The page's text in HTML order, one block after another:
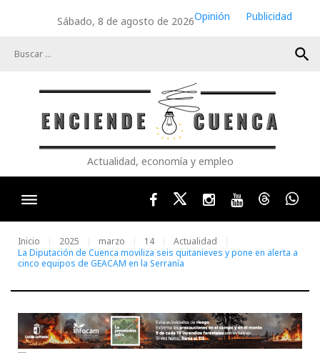
Sábado, 8 de agosto de 2026Opinión
Publicidad
search
Actualidad, economía y empleo
FacebookTwitterInstagram
YoutubeThreads
Inicio 2025 marzo 14
Actualidad
La Diputación de Cuenca moviliza seis quitanieves y pone en alerta a
cinco equipos de GEACAM en la Serranía